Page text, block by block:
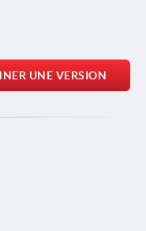
UNE VERSION